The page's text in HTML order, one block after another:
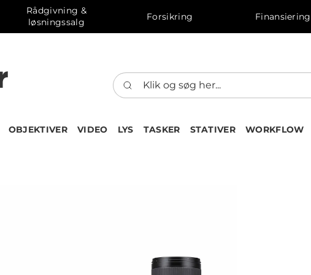
Rådgivning &
løsningssalg
Forsikring Finansiering
OBJEKTIVER VIDEO LYS TASKER STATIVER WORKFLOW